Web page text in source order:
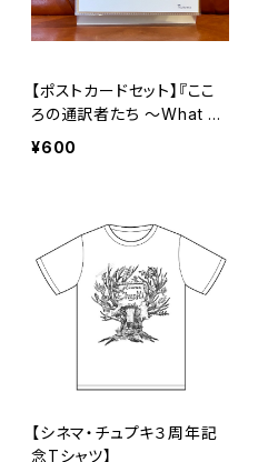
【ポストカードセット】『ここ
ろの通訳者たち 〜What a
Wonderful World〜』
¥600
【シネマ・チュプキ３周年記
念Tシャツ】